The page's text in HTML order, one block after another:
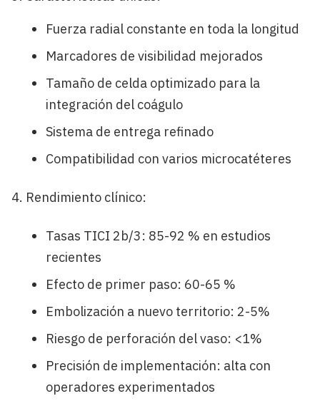
Fuerza radial constante en toda la longitud
Marcadores de visibilidad mejorados
Tamaño de celda optimizado para la
integración del coágulo
Sistema de entrega refinado
Compatibilidad con varios microcatéteres
Rendimiento clínico:
Tasas TICI 2b/3: 85-92 % en estudios
recientes
Efecto de primer paso: 60-65 %
Embolización a nuevo territorio: 2-5%
Riesgo de perforación del vaso: <1%
Precisión de implementación: alta con
operadores experimentados